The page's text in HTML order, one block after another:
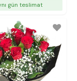
gün teslimat